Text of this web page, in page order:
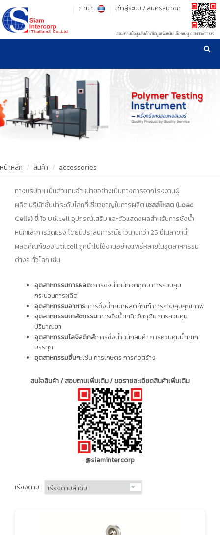
รู้ลึก รู้จริง เรื่องเครื่องมือทดสอบวัสดุ ! ยืน 1 เรื่องมาตรฐานการให้บริการ
เข้าสู่ระบบ / สมัครสมาชิก
ภาษา :
สอบถามข้อมูลสินค้า/ข้อมูลเพิ่มเติม เลือกเมนู CONTACT US
NEW WEBSITE
HOME
PRODUCT
OUR WORKS
CALIBRATION
CONTACT US
หน้าหลัก สินค้า accessories
ทางบริษัทฯ เป็นตัวแทนจำหน่ายอย่างเป็นทางการจากโรงงานผู้
ผลิต บริษัทชั้นนำระดับโลกที่เชี่ยวชาญในการผลิต เซลล์โหลด (Load
Cells)ยี่ห้อ Utilcell อุปกรณ์เสริม และตัวแสดงผลสำหรับการชั่งน้ำ
หนักและการวัดแรง โดยมีประสบการณ์ยาวนานกว่า 25 ปีในสาขานี้
ผลิตภัณฑ์ของ Utilcell ถูกนำไปใช้งานอย่างแพร่หลายในอุตสาหกรรม
ต่างๆ ทั่วโลก เช่น
อุตสาหกรรมการผลิต:การชั่งน้ำหนักวัตถุดิบ การควบคุม
กระบวนการผลิต
อุตสาหกรรมอาหาร:การชั่งน้ำหนักผลิตภัณฑ์ การควบคุมคุณภาพ
อุตสาหกรรมเภสัชกรรม:การชั่งน้ำหนักวัตถุดิบ การควบคุม
ปริมาณยา
อุตสาหกรรมโลจิสติกส์:การชั่งน้ำหนักสินค้า การควบคุมน้ำหนัก
บรรทุก
อุตสาหกรรมอื่นๆ: เช่น การเกษตร การก่อสร้าง
สนใจสินค้า / สอบถามเพิ่มเติม / ขอรายละเอียดสินค้าเพิ่มเติม
@siamintercorp
เรียงตาม :